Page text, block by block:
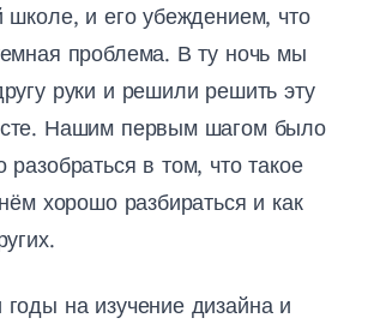
школе, и его убеждением, что
проблема. В ту ночь мы
руки и решили решить эту
Нашим первым шагом было
разобраться в том, что такое
хорошо разбираться и как
на изучение дизайна и